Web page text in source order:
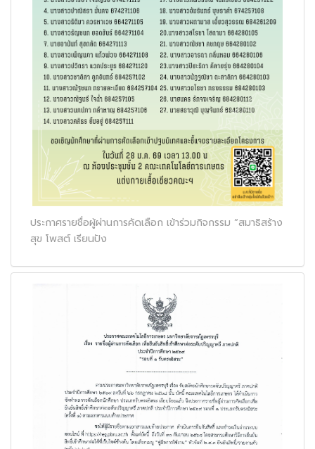
ประกาศรายชื่อผู้ผ่านการคัดเลือก เข้าร่วมกิจกรรม “สมาธิสร้าง
สุข โพสต์ เรียนปัง